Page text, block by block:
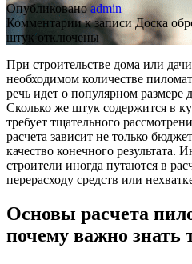
Опубликовано admin
Комментариик записи Доска
штукотключены
При строительстве дома или
необходимом количестве
речь идет о популярном размере
Сколько же штук содержится в
требует тщательного
расчета зависит не только
качество конечного результата.
строители иногда путаются в
перерасходу средств или
Основы расчета
почему важно знать